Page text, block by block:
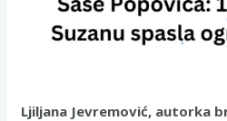
Ljiljana Jevremović, autorka